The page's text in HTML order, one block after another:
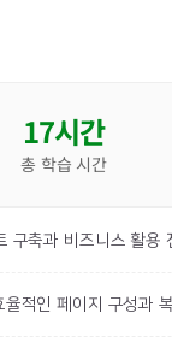
17시간
총 학습 시간
구축과 비즈니스 활용
적인 페이지 구성과